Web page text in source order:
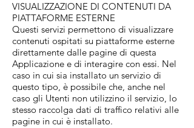
VISUALIZZAZIONE DI CONTENUTI DA
PIATTAFORME ESTERNE
Questi servizi permettono di visualizzare
contenuti ospitati su piattaforme esterne
direttamente dalle pagine di questa
Applicazione e di interagire con essi. Nel
caso in cui sia installato un servizio di
questo tipo, è possibile che, anche nel
caso gli Utenti non utilizzino il servizio, lo
stesso raccolga dati di traffico relativi alle
pagine in cui è installato.